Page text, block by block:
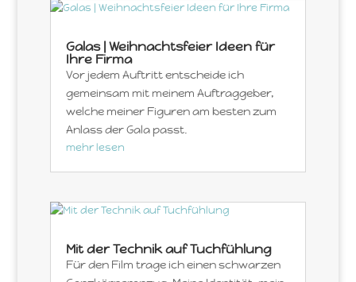
Galas | Weihnachtsfeier Ideen für
Ihre Firma
Vor jedem Auftritt entscheide ich
gemeinsam mit meinem Auftraggeber,
welche meiner Figuren am besten zum
Anlass der Gala passt.
mehr lesen
Mit der Technik auf Tuchfühlung
Für den Film trage ich einen schwarzen